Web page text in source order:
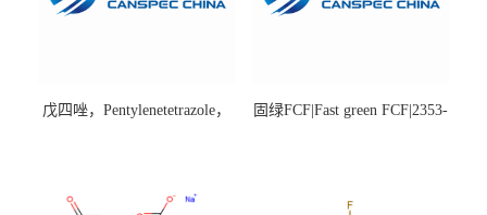
戊四唑，Pentylenetetrazole，
固绿FCF|Fast green FCF|2353-